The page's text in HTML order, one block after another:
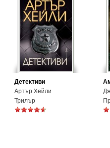
Детективи
Артър Хейли
Трилър